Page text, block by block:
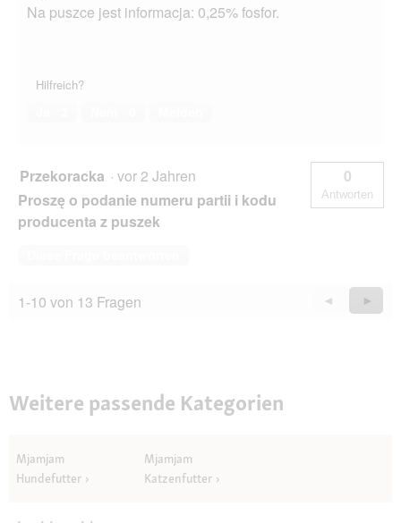
Na puszce jest informacja: 0,25% fosfor.
Hilfreich?
Przekoracka · vor 2 Jahren
Proszę o podanie numeru partii i kodu
producenta z puszek
0
Antworten
1-10 von 13 Fragen
Zurück
Questions
◄
Weiter
►
Weitere passende Kategorien
Mjamjam
Hundefutter
Mjamjam
Katzenfutter